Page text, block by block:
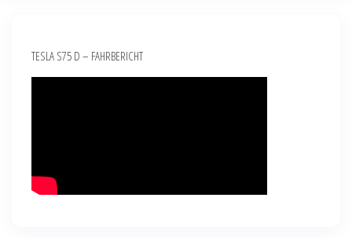
TESLA S75 D – FAHRBERICHT